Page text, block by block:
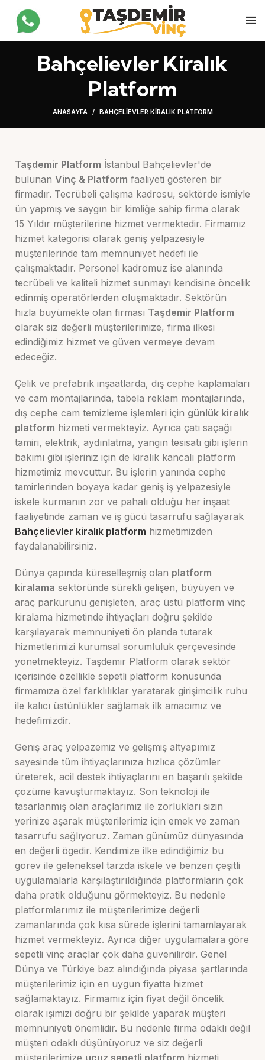
Bahçelievler Kiralık
Platform
ANASAYFA BAHÇELIEVLER KIRALIK PLATFORM
Taşdemir Platform İstanbul Bahçelievler'de
bulunan Vinç & Platform faaliyeti gösteren bir
firmadır. Tecrübeli çalışma kadrosu, sektörde ismiyle
ün yapmış ve saygın bir kimliğe sahip firma olarak
15 Yıldır müşterilerine hizmet vermektedir. Firmamız
hizmet kategorisi olarak geniş yelpazesiyle
müşterilerinde tam memnuniyet hedefi ile
çalışmaktadır. Personel kadromuz ise alanında
tecrübeli ve kaliteli hizmet sunmayı kendisine öncelik
edinmiş operatörlerden oluşmaktadır. Sektörün
hızla büyümekte olan firması Taşdemir Platform
olarak siz değerli müşterilerimize, firma ilkesi
edindiğimiz hizmet ve güven vermeye devam
edeceğiz.
Çelik ve prefabrik inşaatlarda, dış cephe kaplamaları
ve cam montajlarında, tabela reklam montajlarında,
dış cephe cam temizleme işlemleri için günlük kiralık
platform hizmeti vermekteyiz. Ayrıca çatı saçağı
tamiri, elektrik, aydınlatma, yangın tesisatı gibi işlerin
bakımı gibi işleriniz için de kiralık kancalı platform
hizmetimiz mevcuttur. Bu işlerin yanında cephe
tamirlerinden boyaya kadar geniş iş yelpazesiyle
iskele kurmanın zor ve pahalı olduğu her inşaat
faaliyetinde zaman ve iş gücü tasarrufu sağlayarak
Bahçelievler kiralık platform hizmetimizden
faydalanabilirsiniz.
Dünya çapında küreselleşmiş olan platform
kiralama sektöründe sürekli gelişen, büyüyen ve
araç parkurunu genişleten, araç üstü platform vinç
kiralama hizmetinde ihtiyaçları doğru şekilde
karşılayarak memnuniyeti ön planda tutarak
hizmetlerimizi kurumsal sorumluluk çerçevesinde
yönetmekteyiz. Taşdemir Platform olarak sektör
içerisinde özellikle sepetli platform konusunda
firmamıza özel farklılıklar yaratarak girişimcilik ruhu
ile kalıcı üstünlükler sağlamak ilk amacımız ve
hedefimizdir.
Geniş araç yelpazemiz ve gelişmiş altyapımız
sayesinde tüm ihtiyaçlarınıza hızlıca çözümler
üreterek, acil destek ihtiyaçlarını en başarılı şekilde
çözüme kavuşturmaktayız. Son teknoloji ile
tasarlanmış olan araçlarımız ile zorlukları sizin
yerinize aşarak müşterilerimiz için emek ve zaman
tasarrufu sağlıyoruz. Zaman günümüz dünyasında
en değerli ögedir. Kendimize ilke edindiğimiz bu
görev ile geleneksel tarzda iskele ve benzeri çeşitli
uygulamalarla karşılaştırıldığında platformların çok
daha pratik olduğunu görmekteyiz. Bu nedenle
platformlarımız ile müşterilerimize değerli
zamanlarında çok kısa sürede işlerini tamamlayarak
hizmet vermekteyiz. Ayrıca diğer uygulamalara göre
sepetli vinç araçlar çok daha güvenilirdir. Genel
Dünya ve Türkiye baz alındığında piyasa şartlarında
müşterilerimiz için en uygun fiyatta hizmet
sağlamaktayız. Firmamız için fiyat değil öncelik
olarak işimizi doğru bir şekilde yaparak müşteri
memnuniyeti önemlidir. Bu nedenle firma odaklı değil
müşteri odaklı düşünüyoruz ve siz değerli
müşterilerimize ucuz sepetli platform hizmeti